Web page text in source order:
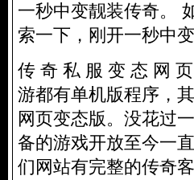
一秒中变靓装传奇。
索一下，刚开一秒中
传 奇 私 服 变 态 网
游都有单机版程序，
网页变态版。没花过
备的游戏开放至今一
们网站有完整的传奇